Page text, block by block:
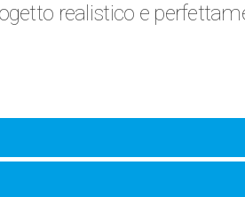
realistico e